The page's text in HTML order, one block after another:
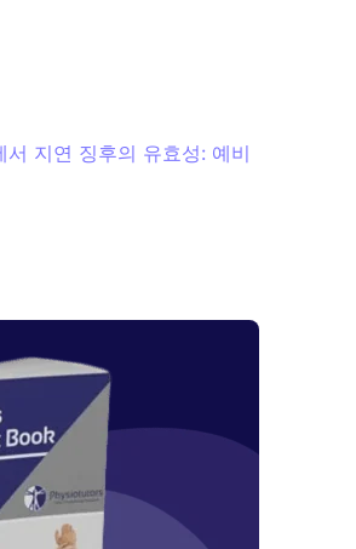
지연 징후의 유효성: 예비